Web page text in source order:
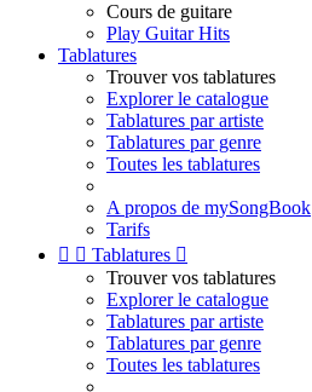
Cours de guitare
Play Guitar Hits
Tablatures
Trouver vos tablatures
Explorer le catalogue
Tablatures par artiste
Tablatures par genre
Toutes les tablatures
A propos de mySongBook
Tarifs
  Tablatures 
Trouver vos tablatures
Explorer le catalogue
Tablatures par artiste
Tablatures par genre
Toutes les tablatures